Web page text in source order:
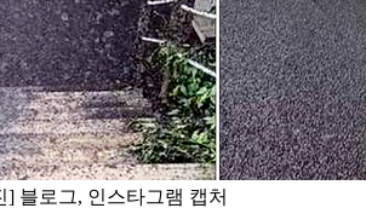
] 블로그, 인스타그램 캡처